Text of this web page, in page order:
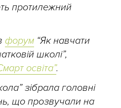
протилежний
форум “Як навчати
школі”,
освіта”.
зібрала головні
що прозвучали на